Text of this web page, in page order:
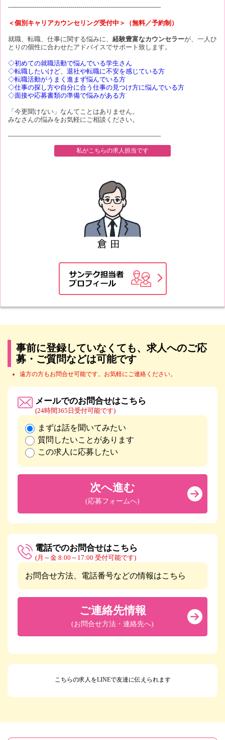
----------------------------------------------------------------------------
＜個別キャリアカウンセリング受付中＞（無料／予約制）
就職、転職、仕事に関する悩みに、 経験豊富なカウンセラーが、一人ひ
とりの個性に合わせたアドバイスでサポート致します。
◇初めての就職活動で悩んでいる学生さん
◇転職したいけど、退社や転職に不安を感じている方
◇転職活動がうまく進まず悩んでいる方
◇仕事の探し方や自分に合う仕事の見つけ方に悩んでいる方
◇面接や応募書類の準備で悩みがある方
「今更聞けない」なんてことはありません。
みなさんの悩みをお気軽にご相談ください。
----------------------------------------------------------------------------
私がこちらの求人担当です
事前に登録していなくても、求人へのご応
募・ご質問などは可能です
遠方の方もお問合せ可能です。お気軽にご連絡ください。
メールでのお問合せはこちら
(24時間365日受付可能です)
まずは話を聞いてみたい
質問したいことがあります
この求人に応募したい
次へ進む
(応募フォームへ)
電話でのお問合せはこちら
(月～金 8:00～17:00 受付可能です)
お問合せ方法、電話番号などの情報はこちら
ご連絡先情報
(お問合せ方法・連絡先へ)
こちらの求人をLINEで友達に伝えられます